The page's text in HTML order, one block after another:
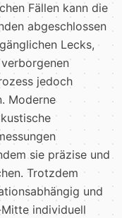
Fällen kann die
abgeschlossen
Lecks,
jedoch
Moderne
sie präzise und
Trotzdem
und
individuell